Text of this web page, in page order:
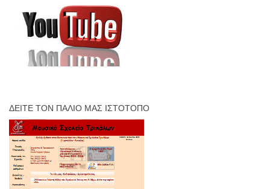
ΔΕΊΤΕ ΤΟΝ ΠΑΛΙΌ ΜΑΣ ΙΣΤΌΤΟΠΟ